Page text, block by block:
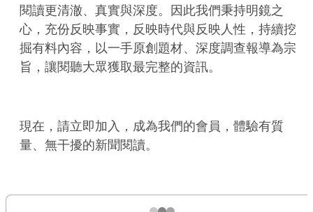
閱讀更清澈、真實與深度。因此我們秉持明鏡之
心，充份反映事實，反映時代與反映人性，持續挖
掘有料內容，以一手原創題材、深度調查報導為宗
旨，讓閱聽大眾獲取最完整的資訊。
現在，請立即加入，成為我們的會員，體驗有質
量、無干擾的新聞閱讀。